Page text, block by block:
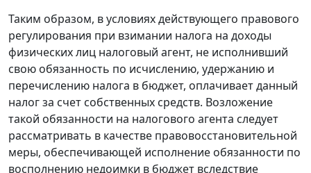
Таким образом, в условиях действующего правового
регулирования при взимании налога на доходы
физических лиц налоговый агент, не исполнивший
свою обязанность по исчислению, удержанию и
перечислению налога в бюджет, оплачивает данный
налог за счет собственных средств. Возложение
такой обязанности на налогового агента следует
рассматривать в качестве правовосстановительной
меры, обеспечивающей исполнение обязанности по
восполнению недоимки в бюджет вследствие